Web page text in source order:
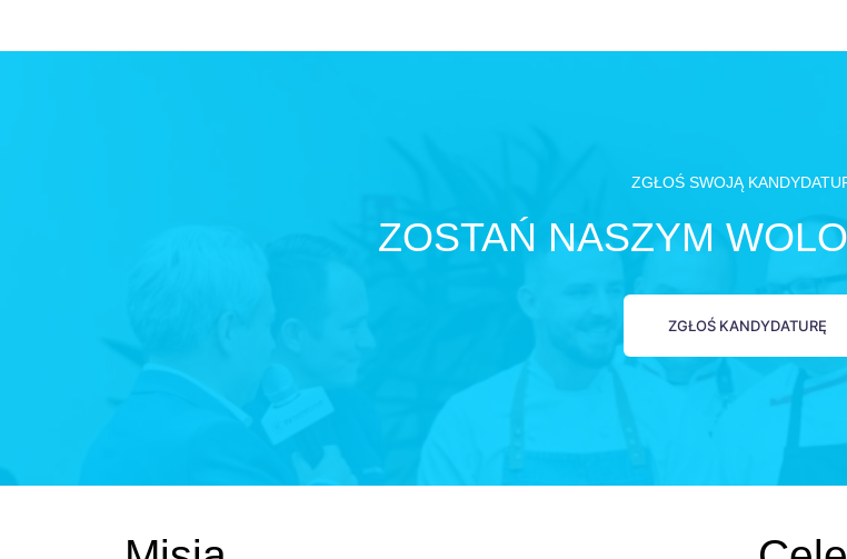
ZGŁOŚ SWOJĄ
ZOSTAŃ NASZYM
ZGŁOŚ KANDYDATURĘ